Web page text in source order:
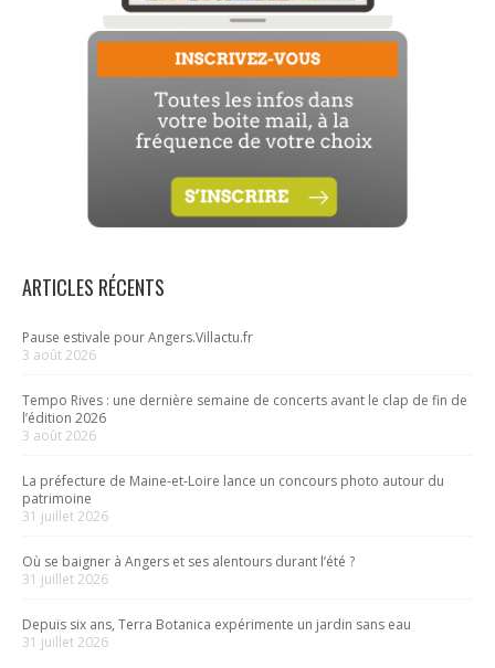
ARTICLES RÉCENTS
Pause estivale pour Angers.Villactu.fr
3 août 2026
Tempo Rives : une dernière semaine de concerts avant le clap de fin de
l’édition 2026
3 août 2026
La préfecture de Maine-et-Loire lance un concours photo autour du
patrimoine
31 juillet 2026
Où se baigner à Angers et ses alentours durant l’été ?
31 juillet 2026
Depuis six ans, Terra Botanica expérimente un jardin sans eau
31 juillet 2026